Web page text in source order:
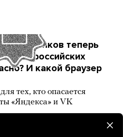
банков теперь
в российских
И какой браузер
тех, кто опасается
«Яндекса» и VK